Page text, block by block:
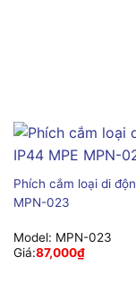
Phích cắm loại di
MPN-023
Model: MPN-023
Giá:87,000₫